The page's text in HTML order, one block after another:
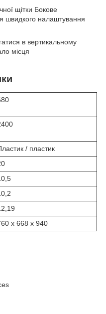
щітки Бокове
швидкого налаштування
в вертикальному
місця
/ пластик
x 668 x 940